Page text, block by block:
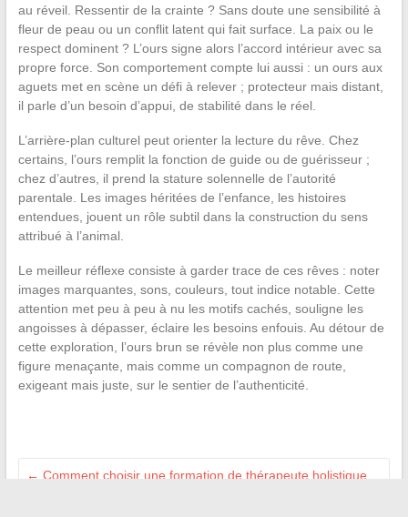
au réveil. Ressentir de la crainte ? Sans doute une sensibilité à
fleur de peau ou un conflit latent qui fait surface. La paix ou le
respect dominent ? L’ours signe alors l’accord intérieur avec sa
propre force. Son comportement compte lui aussi : un ours aux
aguets met en scène un défi à relever ; protecteur mais distant,
il parle d’un besoin d’appui, de stabilité dans le réel.
L’arrière-plan culturel peut orienter la lecture du rêve. Chez
certains, l’ours remplit la fonction de guide ou de guérisseur ;
chez d’autres, il prend la stature solennelle de l’autorité
parentale. Les images héritées de l’enfance, les histoires
entendues, jouent un rôle subtil dans la construction du sens
attribué à l’animal.
Le meilleur réflexe consiste à garder trace de ces rêves : noter
images marquantes, sons, couleurs, tout indice notable. Cette
attention met peu à peu à nu les motifs cachés, souligne les
angoisses à dépasser, éclaire les besoins enfouis. Au détour de
cette exploration, l’ours brun se révèle non plus comme une
figure menaçante, mais comme un compagnon de route,
exigeant mais juste, sur le sentier de l’authenticité.
← Comment choisir une formation de thérapeute holistique